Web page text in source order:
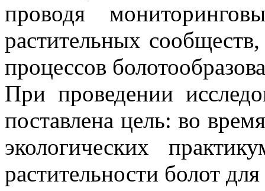
проводя
растительных
процессов
При проведении
поставлена цель: во
экологических
растительности болот